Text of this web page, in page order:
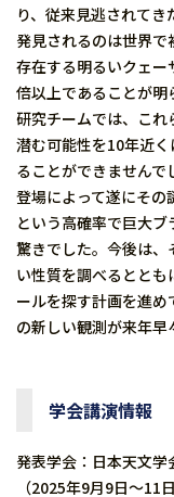
り、従来見逃されて
発見されるのは世界
存在する明るいクェ
倍以上であることが明
研究チームでは、こ
潜む可能性を10年近
ることができません
登場によって遂にそ
という高確率で巨大
驚きでした。今後は
い性質を調べるとと
ールを探す計画を進
の新しい観測が来年早
学会講演情報
発表学会：日本天文
（2025年9月9日～11